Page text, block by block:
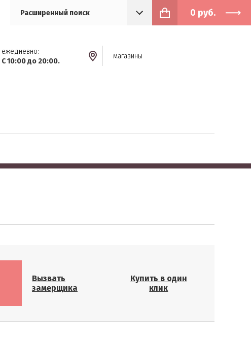
Расширенный поиск 0 руб.
ежедневно:
С 10:00 до 20:00.
магазины
Вызвать
замерщика
Купить в один
клик